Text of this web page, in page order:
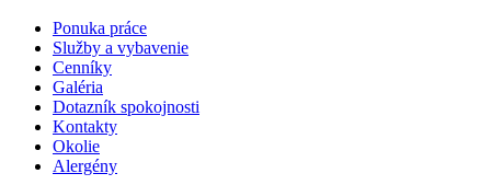
Ponuka práce
Služby a vybavenie
Cenníky
Galéria
Dotazník spokojnosti
Kontakty
Okolie
Alergény